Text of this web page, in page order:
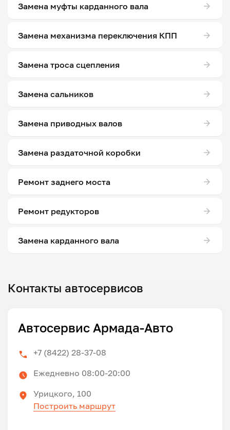
Замена муфты карданного вала
Замена механизма переключения КПП
Замена троса сцепления
Замена сальников
Замена приводных валов
Замена раздаточной коробки
Ремонт заднего моста
Ремонт редукторов
Замена карданного вала
Контакты автосервисов
Автосервис Армада-Авто
+7 (8422) 28-37-08
Ежедневно 08:00-20:00
Урицкого, 100
Построить маршрут